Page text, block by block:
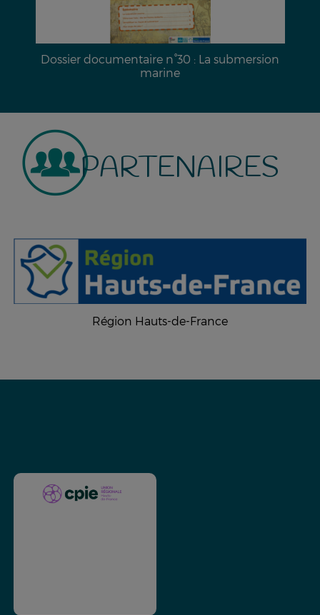
Dossier documentaire n°30 : La submersion
marine
PARTENAIRES
Région Hauts-de-France